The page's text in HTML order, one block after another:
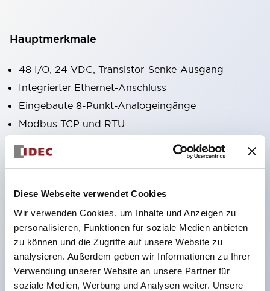
Diese Webseite verwendet Cookies
Wir verwenden Cookies, um Inhalte und Anzeigen zu
personalisieren, Funktionen für soziale Medien anbieten
zu können und die Zugriffe auf unsere Website zu
analysieren. Außerdem geben wir Informationen zu Ihrer
Verwendung unserer Website an unsere Partner für
soziale Medien, Werbung und Analysen weiter. Unsere
Hauptmerkmale
48 I/O, 24 VDC, Transistor-Senke-Ausgang
Integrierter Ethernet-Anschluss
Eingebaute 8-Punkt-Analogeingänge
Modbus TCP und RTU
SD-Karte für Datenprotokollierung
4 x 100 kHz HSC
Optionale RS485/RS232C-Schnittstelle
10A Relaiskontakte
Integrierte Echtzeituhr (RTC)
USB Mini-B Programmieranschluss
Klasse I Div 2 Gefahrenbereiche